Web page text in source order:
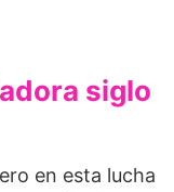
siglo
en esta lucha